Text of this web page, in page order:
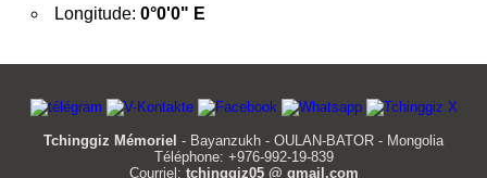
Longitude: 0°0'0" E
Tchinggiz Mémoriel - Bayanzukh - OULAN-BATOR - Mongolia
Téléphone: +976-992-19-839
Courriel: tchinggiz05 @ gmail.com